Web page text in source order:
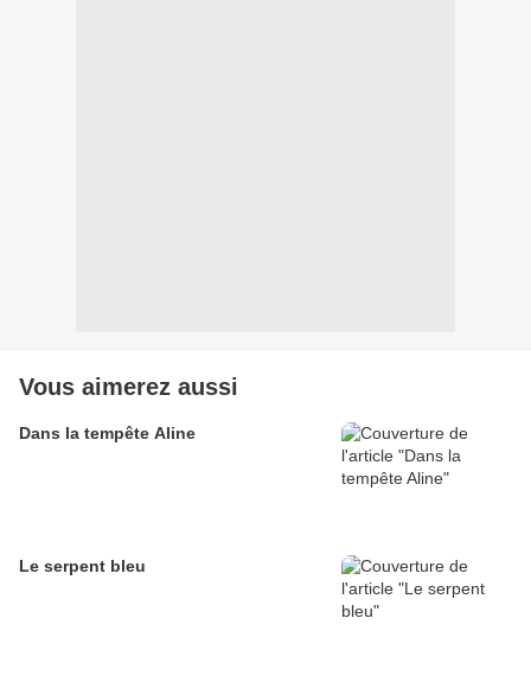
Vous aimerez aussi
Dans la tempête Aline
Le serpent bleu